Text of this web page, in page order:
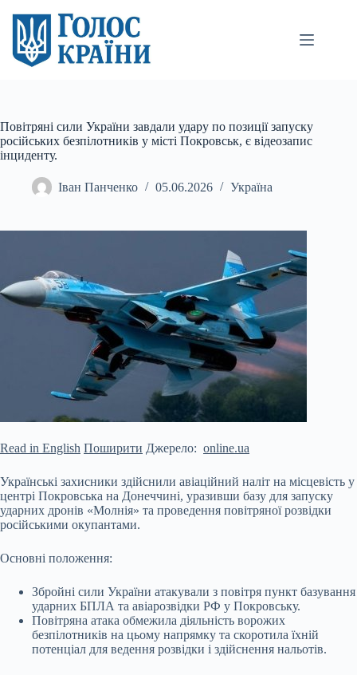
вмісту
Повітряні сили України завдали удару по позиції запуску
російських безпілотників у місті Покровськ, є відеозапис
інциденту.
Іван Панченко 05.06.2026 Україна
Read in English Поширити Джерело: online.ua
Українські захисники здійснили авіаційний наліт на місцевість у
центрі Покровська на Донеччині, уразивши базу для запуску
ударних дронів «Молнія» та проведення повітряної розвідки
російськими окупантами.
Основні положення:
Збройні сили України атакували з повітря пункт базування
ударних БПЛА та авіарозвідки РФ у Покровську.
Повітряна атака обмежила діяльність ворожих
безпілотників на цьому напрямку та скоротила їхній
потенціал для ведення розвідки і здійснення нальотів.